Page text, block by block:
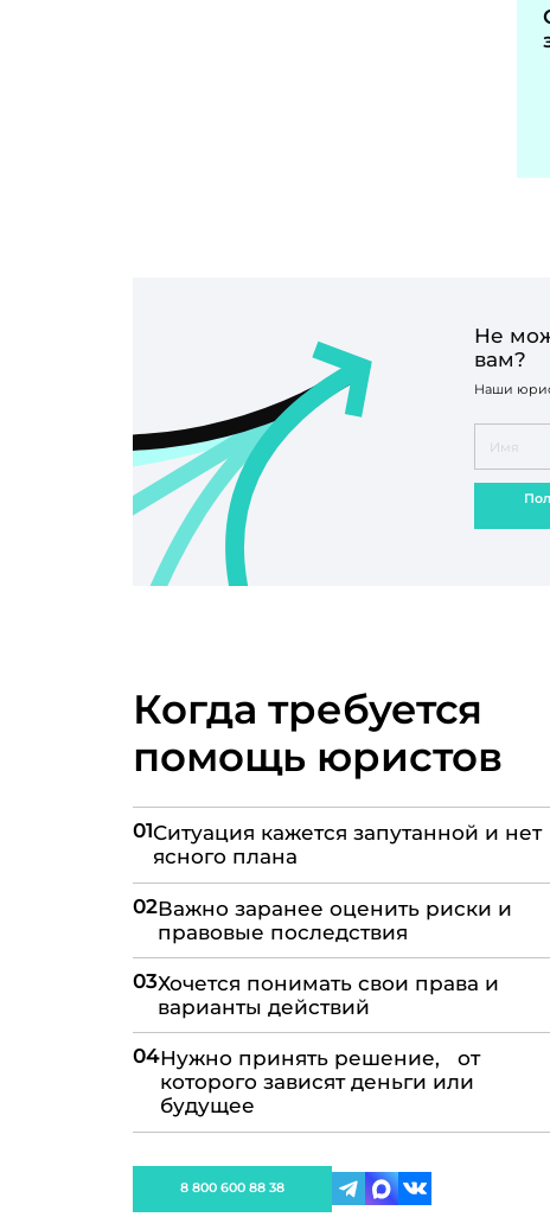
Не
вам?
Наши
Когда требуется
помощь юристов
01Ситуация кажется запутанной и нет
ясного плана
02Важно заранее оценить риски и
правовые последствия
03Хочется понимать свои права и
варианты действий
04Нужно принять решение, от
которого зависят деньги или
будущее
8 800 600 88 38